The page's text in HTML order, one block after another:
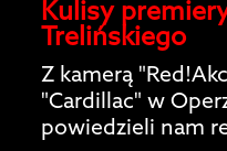
Kulisy
Trelińskiego
Z kamerą
"Cardillac" w
powiedzieli nam